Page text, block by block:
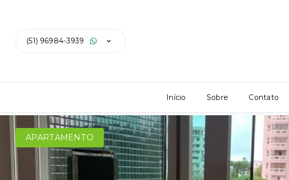
(51) 96984-3939
Início Sobre Contato
APARTAMENTO